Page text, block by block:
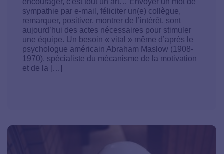
sympathie par e-mail, féliciter un(e) collègue,
remarquer, positiver, montrer de l’intérêt, sont
aujourd’hui des actes nécessaires pour stimuler
une équipe. Un besoin « vital » même d’après le
psychologue américain Abraham Maslow (1908-
1970), spécialiste du mécanisme de la motivation
et de la […]